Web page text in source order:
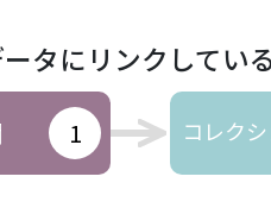
タにリンクしてい
1 コレク